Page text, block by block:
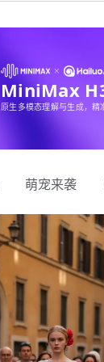
MiniMax
原生多模态理解与生成，
萌宠来袭